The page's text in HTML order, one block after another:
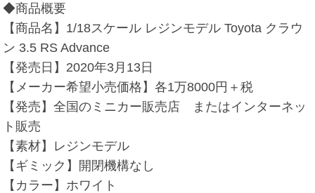
◆商品概要
【商品名】1/18スケール レジンモデル Toyota クラウ
ン 3.5 RS Advance
【発売日】2020年3月13日
【メーカー希望小売価格】各1万8000円＋税
【発売】全国のミニカー販売店 またはインターネッ
ト販売
【素材】レジンモデル
【ギミック】開閉機構なし
【カラー】ホワイト